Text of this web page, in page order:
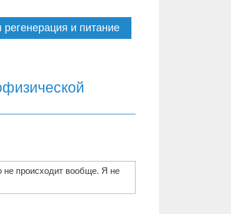
и питание
не происходит вообще. Я не